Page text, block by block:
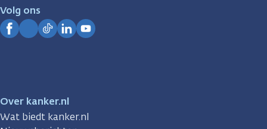
Volg ons
Over kanker.nl
Wat biedt kanker.nl